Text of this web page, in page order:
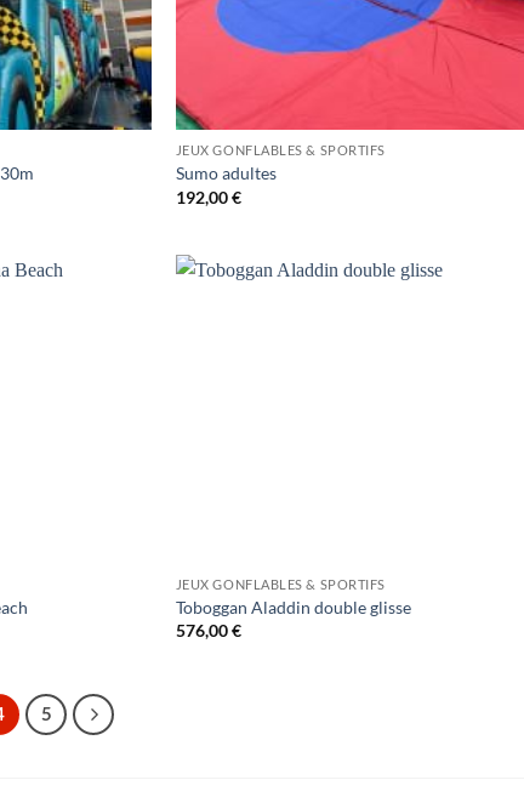
JEUX GONFLABLES & SPORTIFS
Sumo adultes
192,00€
JEUX GONFLABLES & SPORTIFS
Toboggan Aladdin double glisse
576,00€
5